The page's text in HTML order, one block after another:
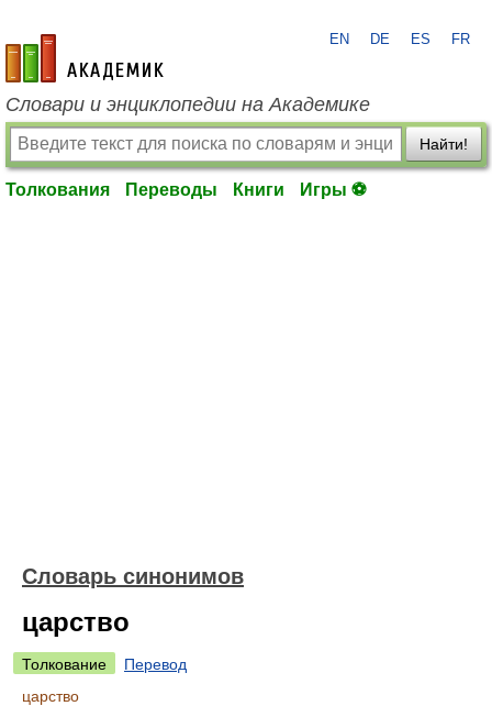
academic.ru
EN DE ES FR
Словари и энциклопедии на Академике
Найти!
Толкования Переводы Книги Игры ⚽
Словарь синонимов
царство
Толкование
Перевод
царство